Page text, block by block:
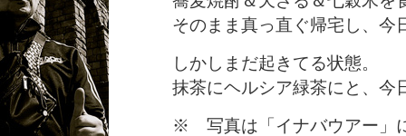
そのまま真っ直ぐ帰宅し、今
しかしまだ起きてる状態。
抹茶にヘルシア緑茶にと、今
※ 写真は「イナバウアー」